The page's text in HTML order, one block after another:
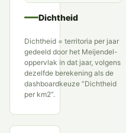
Dichtheid
Dichtheid = territoria per jaar
gedeeld door het Meijendel-
oppervlak in dat jaar, volgens
dezelfde berekening als de
dashboardkeuze “Dichtheid
per km2”.
Roodborst